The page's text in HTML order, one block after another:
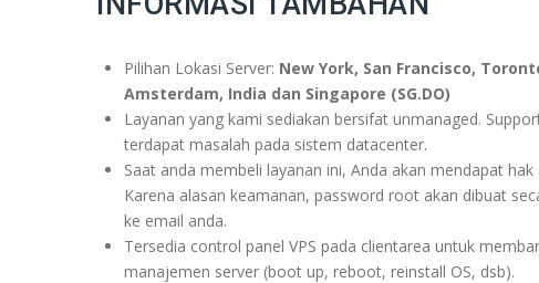
Pilihan Lokasi Server: New York, San Francisco,
Amsterdam, India dan Singapore (SG.DO)
Layanan yang kami sediakan bersifat unmanaged.
terdapat masalah pada sistem datacenter.
Saat anda membeli layanan ini, Anda akan mendapat hak
Karena alasan keamanan, password root akan dibuat
ke email anda.
Tersedia control panel VPS pada clientarea untuk
manajemen server (boot up, reboot, reinstall OS, dsb).